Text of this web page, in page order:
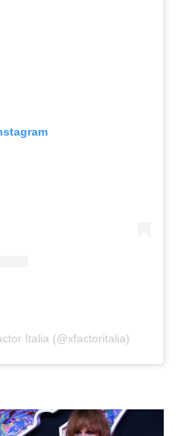
Italia (@xfactoritalia)